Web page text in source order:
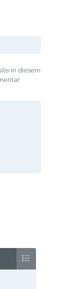
in diesem